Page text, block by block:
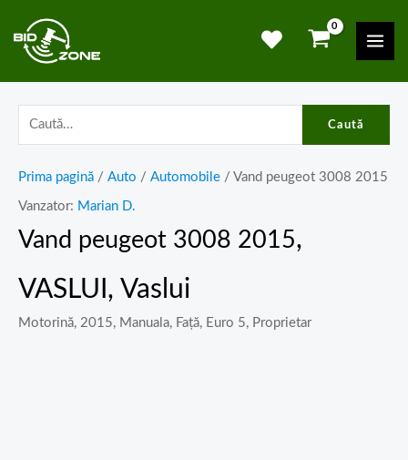
content
Caută
Prima pagină / Auto / Automobile / Vand peugeot 3008 2015
Vanzator: Marian D.
Vand peugeot 3008 2015,
VASLUI, Vaslui
Motorină, 2015, Manuala, Față, Euro 5, Proprietar